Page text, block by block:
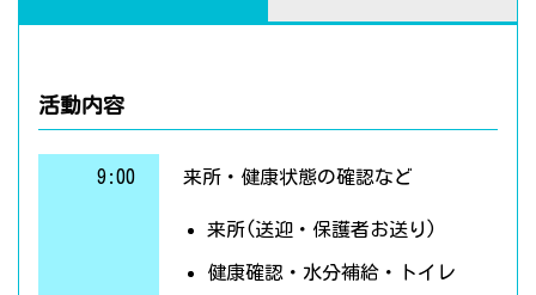
活動内容
9:00 来所・健康状態の確認など
来所(送迎・保護者お送り)
健康確認・水分補給・トイレ